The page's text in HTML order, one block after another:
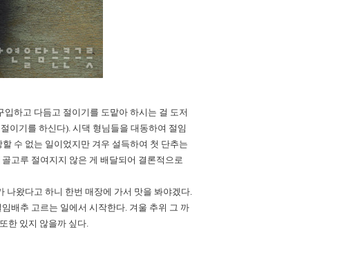
하고 다듬고 절이기를 도맡아 하시는 걸 도저
이기를 하신다). 시댁 형님들을 대동하여 절임
수 없는 일이었지만 겨우 설득하여 첫 단추는
고루 절여지지 않은 게 배달되어 결론적으로
왔다고 하니 한번 매장에 가서 맛을 봐야겠다.
배추 고르는 일에서 시작한다. 겨울 추위 그 까
한 있지 않을까 싶다.